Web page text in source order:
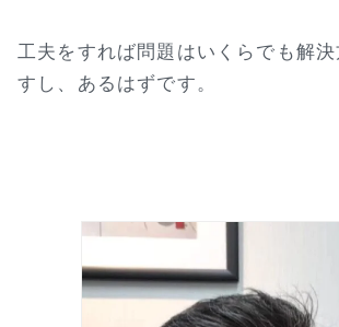
工夫をすれば問題はいくらでも解決
すし、あるはずです。